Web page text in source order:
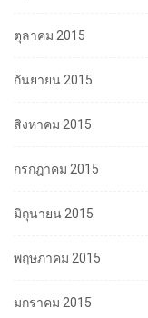
ตุลาคม 2015
กันยายน 2015
สิงหาคม 2015
กรกฎาคม 2015
มิถุนายน 2015
พฤษภาคม 2015
มกราคม 2015